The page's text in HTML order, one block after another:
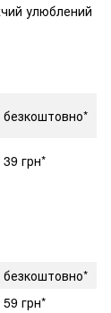
улюблений
безкоштовно*
39 грн*
безкоштовно*
59 грн*